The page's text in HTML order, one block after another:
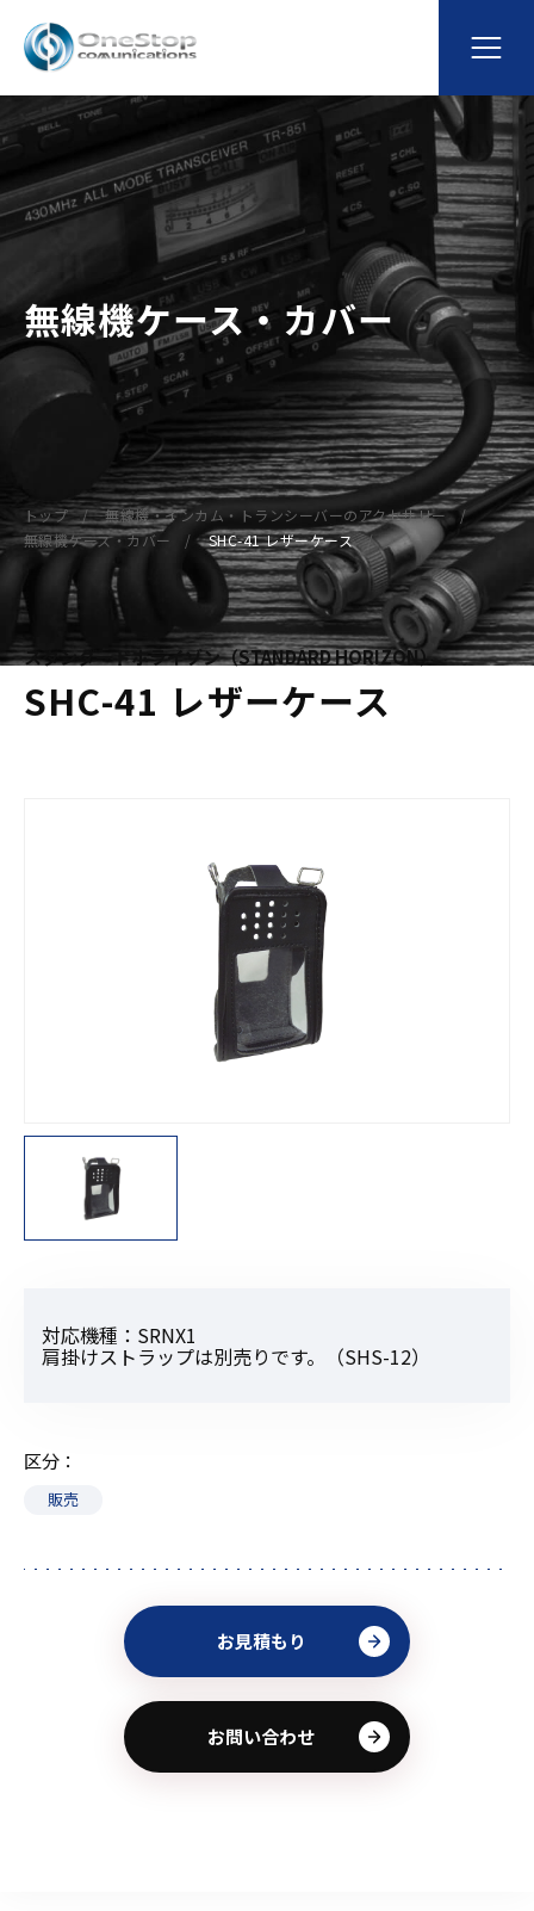
無線機ケース・カバー
トップ
無線機・インカム・トランシーバーのアクセサリー
無線機ケース・カバー
SHC-41 レザーケース
スタンダードホライゾン（STANDARD HORIZON）
SHC-41 レザーケース
対応機種：SRNX1
肩掛けストラップは別売りです。（SHS-12）
区分
販売
お見積もり
お問い合わせ